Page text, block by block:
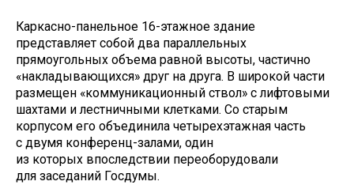
Каркасно-панельное 16-этажное здание
представляет собой два параллельных
прямоугольных объема равной высоты, частично
«накладывающихся» друг на друга. В широкой части
размещен «коммуникационный ствол» с лифтовыми
шахтами и лестничными клетками. Со старым
корпусом его объединила четырехэтажная часть
с двумя конференц-залами, один
из которых впоследствии переоборудовали
для заседаний Госдумы.